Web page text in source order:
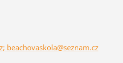
beachovaskola@seznam.cz